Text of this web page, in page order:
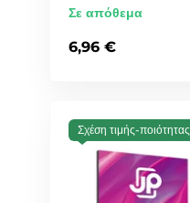
Σε απόθεμα
6,96 €
Σχέση τιμής-ποιότητας